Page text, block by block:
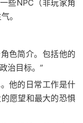
些NPC（非玩家角
。
色简介。包括他的
治目标。”
。他的日常工作是什
愿望和最大的恐惧